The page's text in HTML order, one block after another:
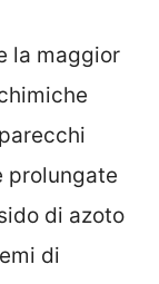
la maggior
prolungate
di azoto
di